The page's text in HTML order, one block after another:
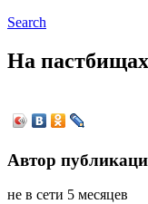
Search
На
Автор
не в сети 5 месяцев